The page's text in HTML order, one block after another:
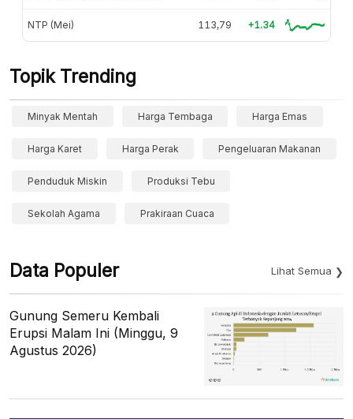
NTP (Mei) 113,79 +1.34
Topik Trending
Minyak Mentah Harga Tembaga Harga Emas
Harga Karet Harga Perak Pengeluaran Makanan
Penduduk Miskin Produksi Tebu
Sekolah Agama Prakiraan Cuaca
Data Populer Lihat Semua
Gunung Semeru Kembali
Erupsi Malam Ini (Minggu, 9
Agustus 2026)